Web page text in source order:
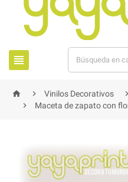

  Vinilos Decorativos 

Maceta de zapato con